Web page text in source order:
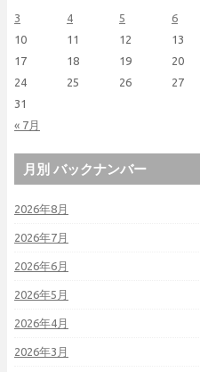
« 7月
3
4 5 6
10
11 12 13
17
18 19 20
24
25 26 27
31
月別 バックナンバー
2026年8月
2026年7月
2026年6月
2026年5月
2026年4月
2026年3月